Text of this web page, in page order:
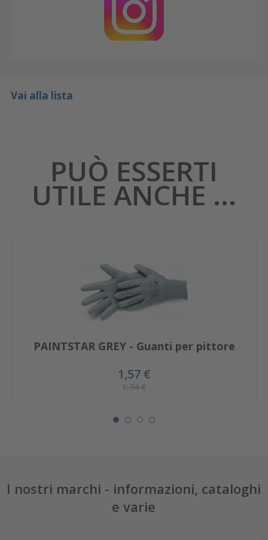
Vai alla lista
PUÒ ESSERTI
UTILE ANCHE ...
PAINTSTAR GREY - Guanti per pittore
1,57 €
1,74 €
I nostri marchi - informazioni, cataloghi
e varie